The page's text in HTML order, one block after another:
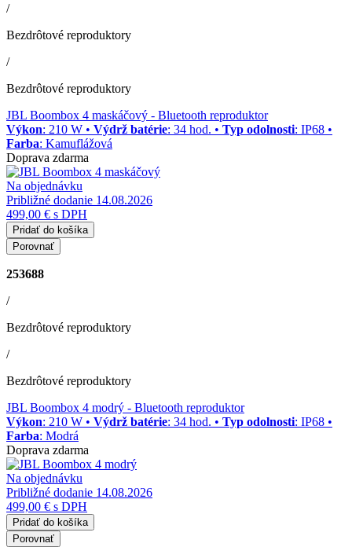
/
Bezdrôtové reproduktory
/
Bezdrôtové reproduktory
JBL Boombox 4 maskáčový - Bluetooth reproduktor
Výkon: 210 W • Výdrž batérie: 34 hod. • Typ odolnosti: IP68 •
Farba: Kamuflážová
Doprava zdarma
Na objednávku
Približné dodanie 14.08.2026
499,00 € s DPH
Pridať do košíka
Porovnať
253688
/
Bezdrôtové reproduktory
/
Bezdrôtové reproduktory
JBL Boombox 4 modrý - Bluetooth reproduktor
Výkon: 210 W • Výdrž batérie: 34 hod. • Typ odolnosti: IP68 •
Farba: Modrá
Doprava zdarma
Na objednávku
Približné dodanie 14.08.2026
499,00 € s DPH
Pridať do košíka
Porovnať